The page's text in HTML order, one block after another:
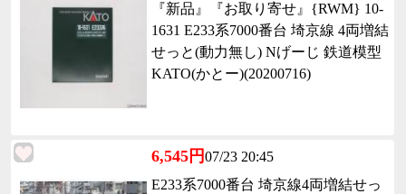
『新品』『お取り寄せ』{RWM} 10-
1631 E233系7000番台 埼京線 4両増結
せっと(動力無し) Nげーじ 鉄道模型
KATO(かとー)(20200716)
6,545円07/23 20:45
E233系7000番台 埼京線4両増結せっ